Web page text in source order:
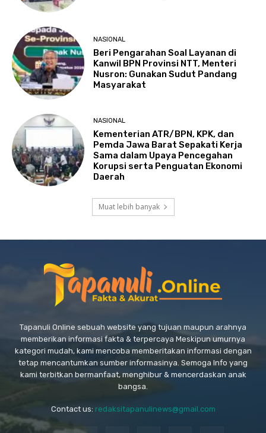
NASIONAL
Beri Pengarahan Soal Layanan di
Kanwil BPN Provinsi NTT, Menteri
Nusron: Gunakan Sudut Pandang
Masyarakat
NASIONAL
Kementerian ATR/BPN, KPK, dan
Pemda Jawa Barat Sepakati Kerja
Sama dalam Upaya Pencegahan
Korupsi serta Penguatan Ekonomi
Daerah
Muat lebih banyak
Tapanuli Online sebuah website yang tujuan maupun arahnya
memberikan informasi fakta & terpercaya Meskipun umurnya
kategori mudah, kami mencoba memberitakan informasi dengan
tetap mencantumkan sumber informasinya. Semoga Info yang
kami terbitkan bermanfaat, menghibur & mencerdaskan anak
bangsa.
Contact us: redaksitapanulinews@gmail.com